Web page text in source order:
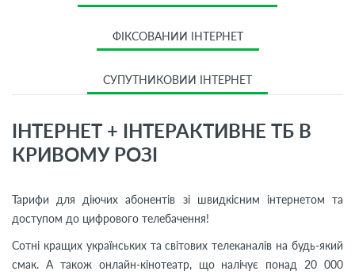
ФІКСОВАНИЙ ІНТЕРНЕТ
СУПУТНИКОВИЙ ІНТЕРНЕТ
ІНТЕРНЕТ + ІНТЕРАКТИВНЕ ТБ В
КРИВОМУ РОЗІ
Тарифи для діючих абонентів зі швидкісним інтернетом та
доступом до цифрового телебачення!
Сотні кращих українських та світових телеканалів на будь-який
смак. А також онлайн-кінотеатр, що налічує понад 20 000